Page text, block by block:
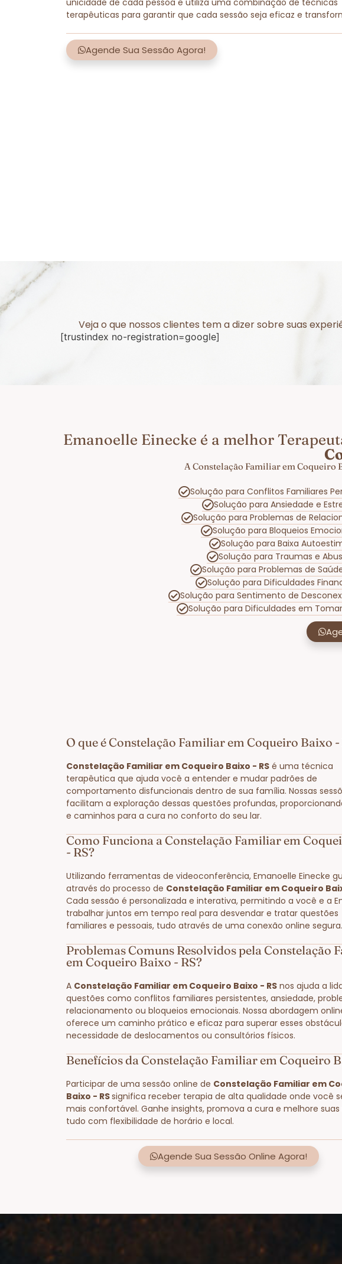
unicidade de cada pessoa e utiliza uma combinação de técnicas
terapêuticas para garantir que cada sessão seja eficaz e
Agende Sua Sessão Agora!
Veja o que nossos clientes tem a dizer sobre suas
[trustindex no-registration=google]
Emanoelle Einecke é a melhor
A Constelação Familiar em Coqueiro
Solução para Conflitos Familiares
Solução para Ansiedade e
Solução para Problemas de
Solução para Bloqueios
Solução para Baixa
Solução para Traumas e
Solução para Problemas de
Solução para Dificuldades
Solução para Sentimento de
Solução para Dificuldades em
O que é Constelação Familiar em Coqueiro Baixo -
Constelação Familiar em Coqueiro Baixo - RS é uma técnica
terapêutica que ajuda você a entender e mudar padrões de
comportamento disfuncionais dentro de sua família. Nossas
facilitam a exploração dessas questões profundas,
e caminhos para a cura no conforto do seu lar.
Como Funciona a Constelação Familiar em
- RS?
Utilizando ferramentas de videoconferência, Emanoelle Einecke
através do processo de Constelação Familiar em Coqueiro
Cada sessão é personalizada e interativa, permitindo a você e a
trabalhar juntos em tempo real para desvendar e tratar questões
familiares e pessoais, tudo através de uma conexão online segura.
Problemas Comuns Resolvidos pela Constelação
em Coqueiro Baixo - RS?
A Constelação Familiar em Coqueiro Baixo - RS nos ajuda a
questões como conflitos familiares persistentes, ansiedade,
relacionamento ou bloqueios emocionais. Nossa abordagem
oferece um caminho prático e eficaz para superar esses
necessidade de deslocamentos ou consultórios físicos.
Benefícios da Constelação Familiar em Coqueiro
Participar de uma sessão online de Constelação Familiar em
Baixo - RSsignifica receber terapia de alta qualidade onde você
mais confortável. Ganhe insights, promova a cura e melhore suas
tudo com flexibilidade de horário e local.
Agende Sua Sessão Online Agora!